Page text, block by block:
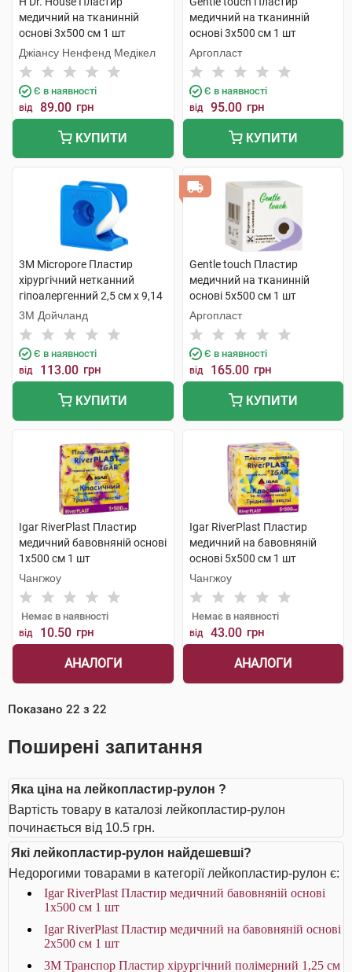
медичний на тканинній
основі 3х500 см 1 шт
Джіансу Ненфенд Медікел
Є в наявності
від 89.00 грн
КУПИТИ
медичний на тканинній
основі 3х500 см 1 шт
Аргопласт
Є в наявності
від 95.00 грн
КУПИТИ
3M Micropore Пластир
хірургічний нетканний
гіпоалергенний 2,5 см х 9,14
м на диспенсері 1 шт
3М Дойчланд
Є в наявності
від 113.00 грн
КУПИТИ
Gentle touch Пластир
медичний на тканинній
основі 5х500 см 1 шт
Аргопласт
Є в наявності
від 165.00 грн
КУПИТИ
Igar RiverPlast Пластир
медичний бавовняній основі
1х500 см 1 шт
Чангжоу
Немає в наявності
від 10.50 грн
АНАЛОГИ
Igar RiverPlast Пластир
медичний на бавовняній
основі 5х500 см 1 шт
Чангжоу
Немає в наявності
від 43.00 грн
АНАЛОГИ
Показано 22 з 22
Поширені запитання
Яка ціна на лейкопластир-рулон ?
Вартість товару в каталозі лейкопластир-рулон
починається від 10.5 грн.
Які лейкопластир-рулон найдешевші?
Недорогими товарами в категорії лейкопластир-рулон є:
Igar RiverPlast Пластир медичний бавовняній основі
1х500 см 1 шт
Igar RiverPlast Пластир медичний на бавовняній основі
2х500 см 1 шт
3M Транспор Пластир хірургічний полімерний 1,25 см